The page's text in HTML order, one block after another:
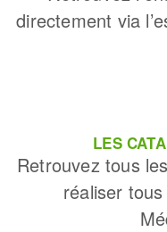
directement via
LES
Retrouvez tous
réaliser